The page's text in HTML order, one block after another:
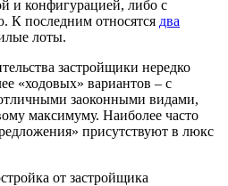
и конфигурацией, либо с
К последним относятся два
лоты.
застройщики нередко
«ходовых» вариантов – с
заоконными видами,
максимуму. Наиболее часто
присутствуют в люкс